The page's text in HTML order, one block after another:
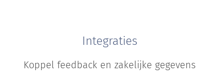
Integraties
Koppel feedback en zakelijke gegevens